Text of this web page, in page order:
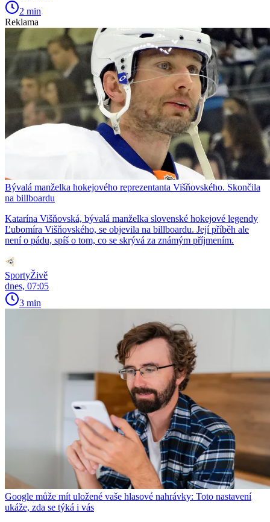
2 min
Reklama
Bývalá manželka hokejového reprezentanta Višňovského. Skončila
na billboardu
Katarína Višňovská, bývalá manželka slovenské hokejové legendy
Ľubomíra Višňovského, se objevila na billboardu. Její příběh ale
není o pádu, spíš o tom, co se skrývá za známým příjmením.
SportyŽivě
dnes, 07:05
3 min
Google může mít uložené vaše hlasové nahrávky: Toto nastavení
ukáže, zda se týká i vás